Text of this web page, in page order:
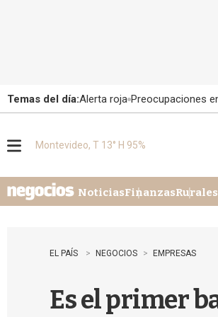
Temas del día:Alerta roja Preocupaciones
u
Montevideo, T 13° H 95%
NoticiasFinanzasRurales
EL PAÍS NEGOCIOS EMPRESAS
Es el primer